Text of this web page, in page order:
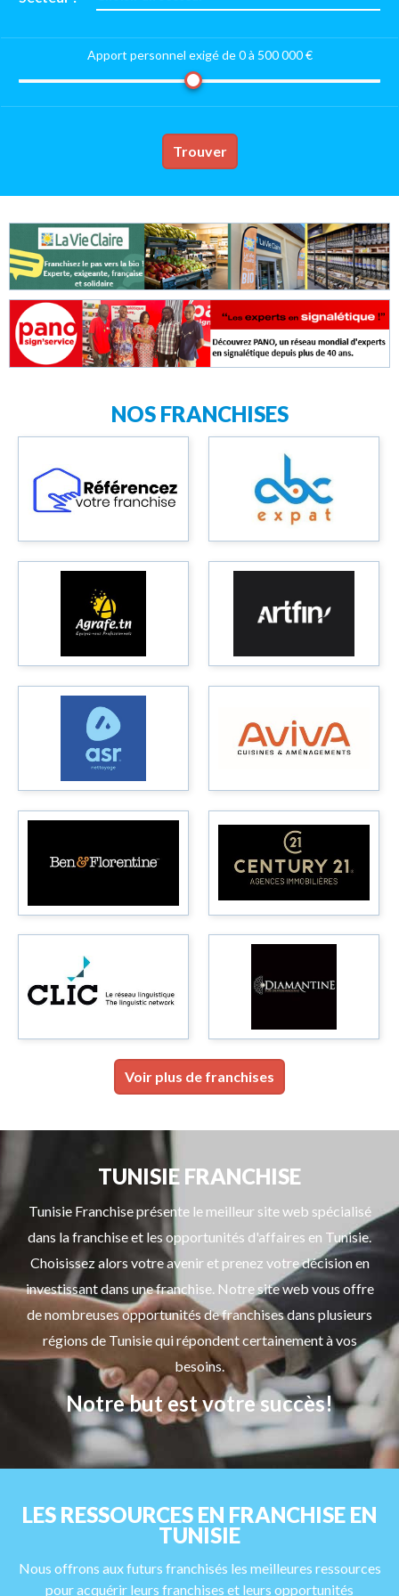
Apport personnel exigé de 0 à 500 000 €
Trouver
NOS FRANCHISES
Voir plus de franchises
TUNISIE FRANCHISE
Tunisie Franchise présente le meilleur site web spécialisé
dans la franchise et les opportunités d'affaires en Tunisie.
Choisissez alors votre avenir et prenez votre décision en
investissant dans une franchise. Notre site web vous offre
de nombreuses opportunités de franchises dans plusieurs
régions de Tunisie qui répondent certainement à vos
besoins.
Notre but est votre succès!
LES RESSOURCES EN FRANCHISE EN
TUNISIE
Nous offrons aux futurs franchisés les meilleures ressources
pour acquérir leurs franchises et leurs opportunités